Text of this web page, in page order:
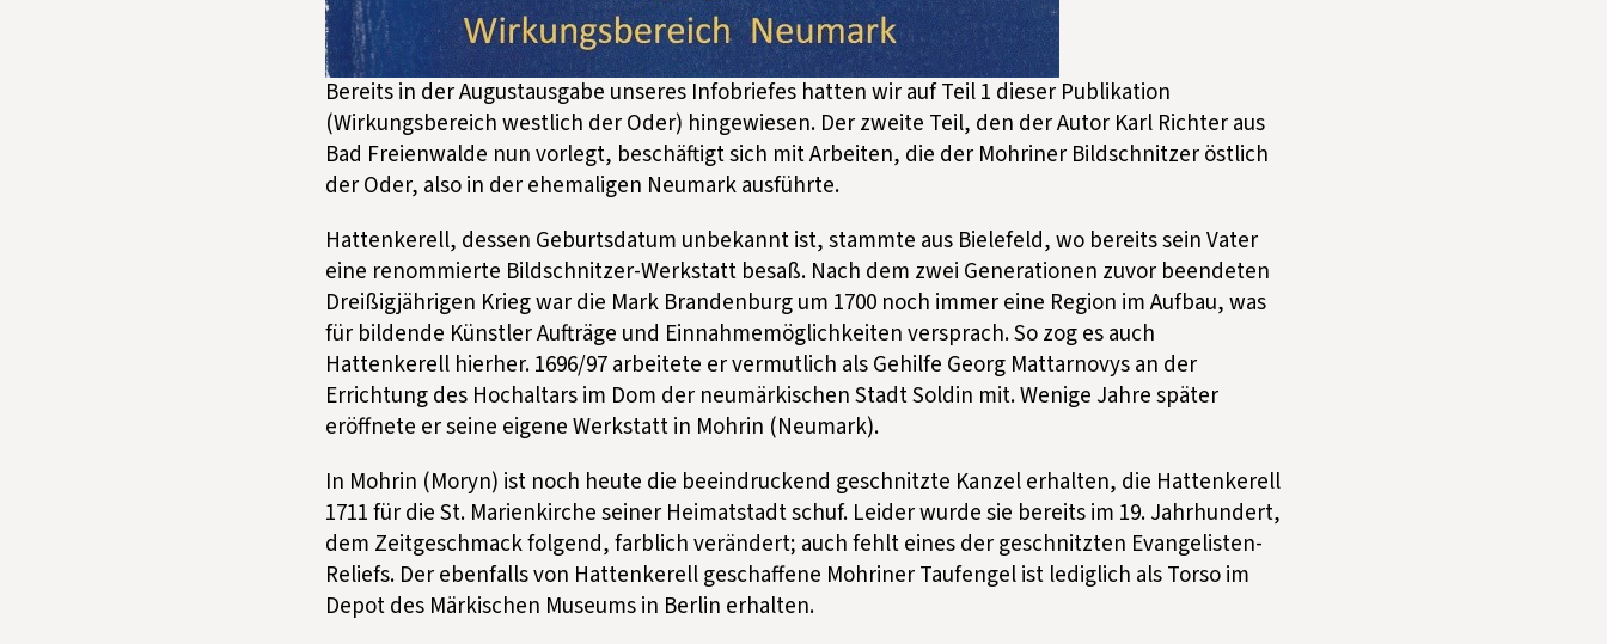
Bereits in der Augustausgabe unseres Infobriefes hatten wir auf Teil 1 dieser Publikation
(Wirkungsbereich westlich der Oder) hingewiesen. Der zweite Teil, den der Autor Karl Richter aus
Bad Freienwalde nun vorlegt, beschäftigt sich mit Arbeiten, die der Mohriner Bildschnitzer östlich
der Oder, also in der ehemaligen Neumark ausführte.
Hattenkerell, dessen Geburtsdatum unbekannt ist, stammte aus Bielefeld, wo bereits sein Vater
eine renommierte Bildschnitzer-Werkstatt besaß. Nach dem zwei Generationen zuvor beendeten
Dreißigjährigen Krieg war die Mark Brandenburg um 1700 noch immer eine Region im Aufbau, was
für bildende Künstler Aufträge und Einnahmemöglichkeiten versprach. So zog es auch
Hattenkerell hierher. 1696/97 arbeitete er vermutlich als Gehilfe Georg Mattarnovys an der
Errichtung des Hochaltars im Dom der neumärkischen Stadt Soldin mit. Wenige Jahre später
eröffnete er seine eigene Werkstatt in Mohrin (Neumark).
In Mohrin (Moryn) ist noch heute die beeindruckend geschnitzte Kanzel erhalten, die Hattenkerell
1711 für die St. Marienkirche seiner Heimatstadt schuf. Leider wurde sie bereits im 19. Jahrhundert,
dem Zeitgeschmack folgend, farblich verändert; auch fehlt eines der geschnitzten Evangelisten-
Reliefs. Der ebenfalls von Hattenkerell geschaffene Mohriner Taufengel ist lediglich als Torso im
Depot des Märkischen Museums in Berlin erhalten.